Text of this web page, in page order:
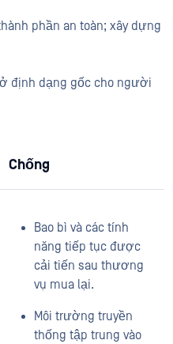
phần an toàn; xây dựng
định dạng gốc cho người
Chống
Bao bì và các tính
năng tiếp tục được
cải tiến sau thương
vụ mua lại.
Môi trường truyền
thống tập trung vào